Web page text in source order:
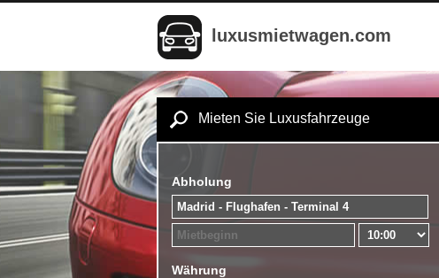
luxusmietwagen.com
Mieten Sie Luxusfahrzeuge
Abholung
Währung